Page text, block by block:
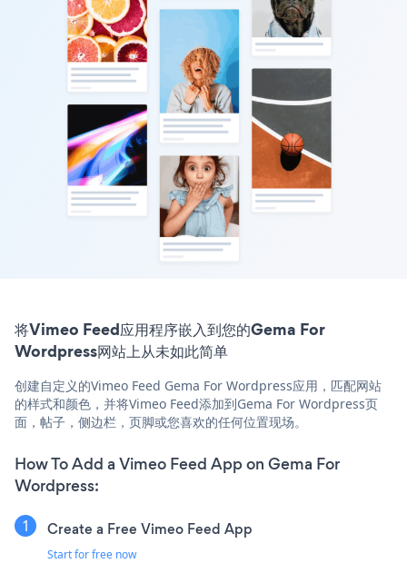
将Vimeo Feed应用程序嵌入到您的Gema For
Wordpress网站上从未如此简单
创建自定义的Vimeo Feed Gema For Wordpress应用，匹配网站
的样式和颜色，并将Vimeo Feed添加到Gema For Wordpress页
面，帖子，侧边栏，页脚或您喜欢的任何位置现场。
How To Add a Vimeo Feed App on Gema For
Wordpress:
Create a Free Vimeo Feed App
Start for free now